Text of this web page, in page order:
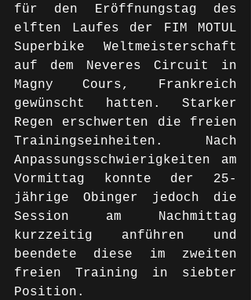
für den Eröffnungstag des
elften Laufes der FIM MOTUL
Superbike Weltmeisterschaft
auf dem Neveres Circuit in
Magny Cours, Frankreich
gewünscht hatten. Starker
Regen erschwerten die freien
Trainingseinheiten. Nach
Anpassungsschwierigkeiten am
Vormittag konnte der 25-
jährige Obinger jedoch die
Session am Nachmittag
kurzzeitig anführen und
beendete diese im zweiten
freien Training in siebter
Position.